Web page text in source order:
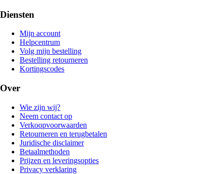
Diensten
Mijn account
Helpcentrum
Volg mijn bestelling
Bestelling retourneren
Kortingscodes
Over
Wie zijn wij?
Neem contact op
Verkoopvoorwaarden
Retourneren en terugbetalen
Juridische disclaimer
Betaalmethoden
Prijzen en leveringsopties
Privacy verklaring